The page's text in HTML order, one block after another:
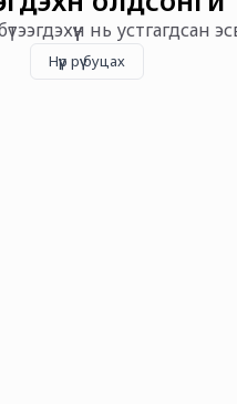
нь
Нүүр рүү буцах